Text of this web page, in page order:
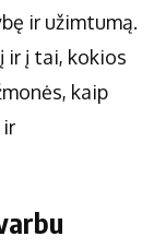
ir užimtumą.
ir į tai, kokios
kaip
ir